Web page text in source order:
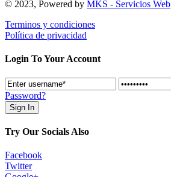
© 2023, Powered by MKS - Servicios Web
Terminos y condiciones
Política de privacidad
Login To Your Account
Password?
Try Our Socials Also
Facebook
Twitter